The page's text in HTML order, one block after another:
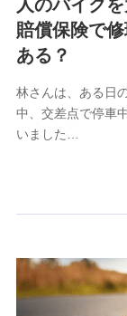
当社のサービス
をお送りするた
アンケートの送
当社のサービス
分析するため
当社の対応品質
個人情報保
〒103-0013
個人情報の
当社ではご本
合を除き、第
人のバイク
賠償保険で
ある？
林さんは、ある日
中、交差点で停車
いました…